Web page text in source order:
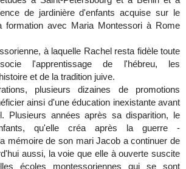
de jardinière d'enfants acquise sur le
formation avec Maria Montessori à Rome
à laquelle Rachel resta fidèle toute
l'apprentissage de l'hébreu, les
et de la tradition juive.
plusieurs dizaines de promotions
ainsi d'une éducation inexistante avant
Plusieurs années après sa disparition, le
qu'elle créa après la guerre -
mémoire de son mari Jacob a continuer de
aussi, la voie que elle à ouverte suscite
écoles montessoriennes qui se sont